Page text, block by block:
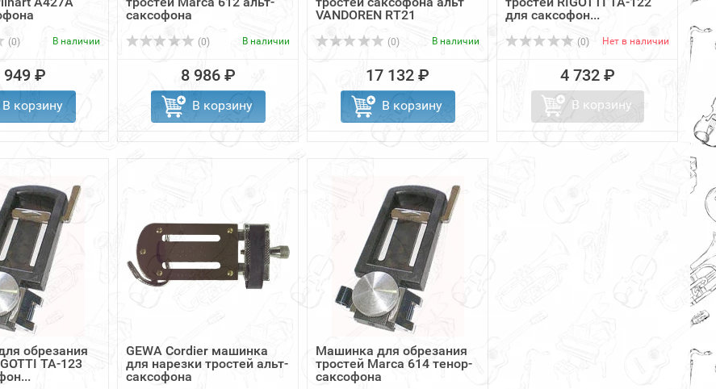
(0) В наличии
949 ₽
В корзину
саксофона
(0) В наличии
8 986 ₽
В корзину
VANDOREN RT21
(0) В наличии
17 132 ₽
В корзину
для саксофон...
(0) Нет в наличии
4 732 ₽
В корзину
обрезания
TA-123
GEWA Cordier машинка
для нарезки тростей альт-
саксофона
Машинка для обрезания
тростей Marca 614 тенор-
саксофона